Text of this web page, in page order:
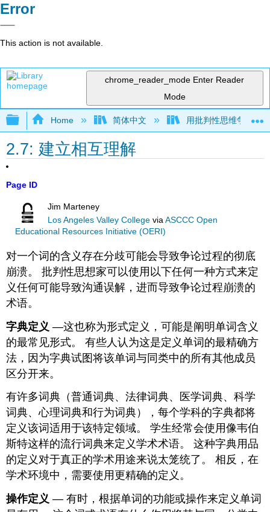
Error
This action is not available.
chrome_reader_mode Enter Reader
Mode
Expand/collapse global hierarchy
Home 简体中文 用批判性思维争论（
2.7: 建立相互理解
Page ID
Jim Marteney
Los Angeles Valley College viaASCCC Open
Educational Resources Initiative (OERI)
对一个词的含义存在分歧可能会导致争论过程的彻底
崩溃。 批判性思想家可以使用以下任何一种方式来定
义任何可能导致沟通误解，进而导致争论过程崩溃的
术语。
字典定义 —这也称为形式定义，可能是阐明单词含义
的最常见形式。 有些人认为这是定义单词的最精确方
法，因为字典试图将该单词与同类中的所有其他成员
区分开来。
有许多词典（普通词典、法律词典、医学词典、科学
词典、心理词典和行为词典），每个学科的字典都将
定义该词适用于该特定领域。 学生经常会使用像韦伯
斯特这样的流行词典来定义学术术语。 这种字典用品
的定义对于真正的学术用途来说太笼统了。 相反，在
学术环境中，需要使用更精确的定义。
操作定义 — 有时，根据单词的功能或操作来定义单词